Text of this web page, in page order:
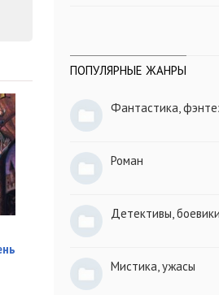
ПОПУЛЯРНЫЕ ЖАНРЫ
Фантастика,
Роман
Детективы,
Мистика, ужасы